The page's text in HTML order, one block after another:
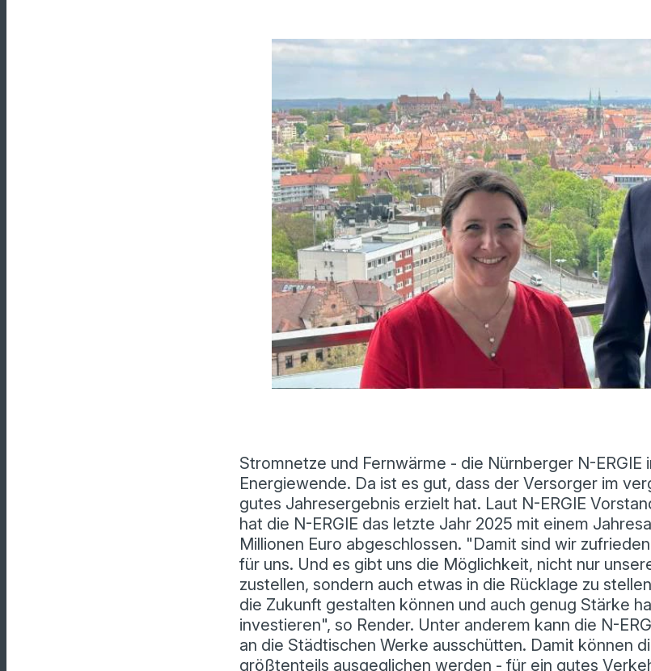
Stromnetze und Fernwärme - die Nürnberger N-
Energiewende. Da ist es gut, dass der Versorger im
gutes Jahresergebnis erzielt hat. Laut N-ERGIE
hat die N-ERGIE das letzte Jahr 2025 mit einem
Millionen Euro abgeschlossen. "Damit sind wir
für uns. Und es gibt uns die Möglichkeit, nicht nur
zustellen, sondern auch etwas in die Rücklage zu
die Zukunft gestalten können und auch genug Stärke
investieren", so Render. Unter anderem kann die N-
an die Städtischen Werke ausschütten. Damit können
größtenteils ausgeglichen werden - für ein gutes